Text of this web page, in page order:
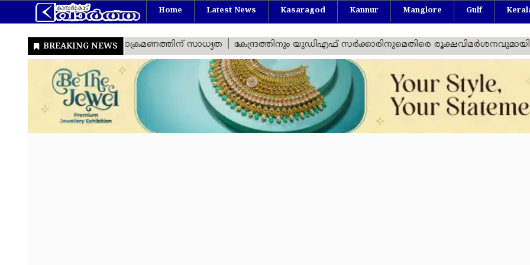
Home Latest News Kasaragod Kannur Manglore Gulf